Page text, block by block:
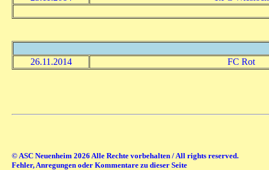
26.11.2014
FC Rot
© ASC Neuenheim 2026 Alle Rechte vorbehalten / All rights reserved.
Fehler, Anregungen oder Kommentare zu dieser Seite